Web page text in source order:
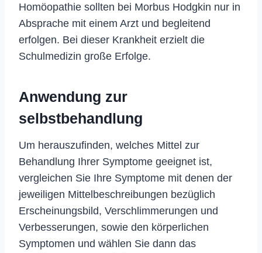
Homöopathie sollten bei Morbus Hodgkin nur in
Absprache mit einem Arzt und begleitend
erfolgen. Bei dieser Krankheit erzielt die
Schulmedizin große Erfolge.
Anwendung zur
selbstbehandlung
Um herauszufinden, welches Mittel zur
Behandlung Ihrer Symptome geeignet ist,
vergleichen Sie Ihre Symptome mit denen der
jeweiligen Mittelbeschreibungen bezüglich
Erscheinungsbild, Verschlimmerungen und
Verbesserungen, sowie den körperlichen
Symptomen und wählen Sie dann das